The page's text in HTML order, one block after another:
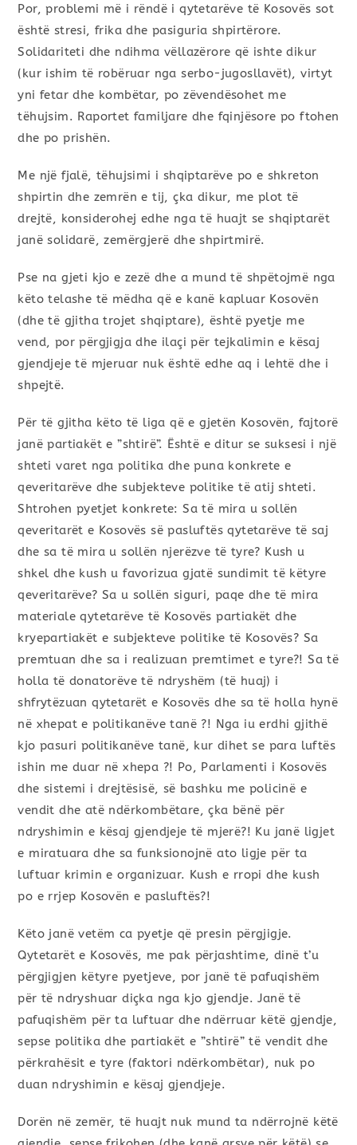
Por, problemi më i rëndë i qytetarëve të Kosovës sot
është stresi, frika dhe pasiguria shpirtërore.
Solidariteti dhe ndihma vëllazërore që ishte dikur
(kur ishim të robëruar nga serbo-jugosllavët), virtyt
yni fetar dhe kombëtar, po zëvendësohet me
tëhujsim. Raportet familjare dhe fqinjësore po ftohen
dhe po prishën.
Me një fjalë, tëhujsimi i shqiptarëve po e shkreton
shpirtin dhe zemrën e tij, çka dikur, me plot të
drejtë, konsiderohej edhe nga të huajt se shqiptarët
janë solidarë, zemërgjerë dhe shpirtmirë.
Pse na gjeti kjo e zezë dhe a mund të shpëtojmë nga
këto telashe të mëdha që e kanë kapluar Kosovën
(dhe të gjitha trojet shqiptare), është pyetje me
vend, por përgjigja dhe ilaçi për tejkalimin e kësaj
gjendjeje të mjeruar nuk është edhe aq i lehtë dhe i
shpejtë.
Për të gjitha këto të liga që e gjetën Kosovën, fajtorë
janë partiakët e ”shtirë”. Është e ditur se suksesi i një
shteti varet nga politika dhe puna konkrete e
qeveritarëve dhe subjekteve politike të atij shteti.
Shtrohen pyetjet konkrete: Sa të mira u sollën
qeveritarët e Kosovës së pasluftës qytetarëve të saj
dhe sa të mira u sollën njerëzve të tyre? Kush u
shkel dhe kush u favorizua gjatë sundimit të këtyre
qeveritarëve? Sa u sollën siguri, paqe dhe të mira
materiale qytetarëve të Kosovës partiakët dhe
kryepartiakët e subjekteve politike të Kosovës? Sa
premtuan dhe sa i realizuan premtimet e tyre?! Sa të
holla të donatorëve të ndryshëm (të huaj) i
shfrytëzuan qytetarët e Kosovës dhe sa të holla hynë
në xhepat e politikanëve tanë ?! Nga iu erdhi gjithë
kjo pasuri politikanëve tanë, kur dihet se para luftës
ishin me duar në xhepa ?! Po, Parlamenti i Kosovës
dhe sistemi i drejtësisë, së bashku me policinë e
vendit dhe atë ndërkombëtare, çka bënë për
ndryshimin e kësaj gjendjeje të mjerë?! Ku janë ligjet
e miratuara dhe sa funksionojnë ato ligje për ta
luftuar krimin e organizuar. Kush e rropi dhe kush
po e rrjep Kosovën e pasluftës?!
Këto janë vetëm ca pyetje që presin përgjigje.
Qytetarët e Kosovës, me pak përjashtime, dinë t’u
përgjigjen këtyre pyetjeve, por janë të pafuqishëm
për të ndryshuar diçka nga kjo gjendje. Janë të
pafuqishëm për ta luftuar dhe ndërruar këtë gjendje,
sepse politika dhe partiakët e ”shtirë” të vendit dhe
përkrahësit e tyre (faktori ndërkombëtar), nuk po
duan ndryshimin e kësaj gjendjeje.
Dorën në zemër, të huajt nuk mund ta ndërrojnë këtë